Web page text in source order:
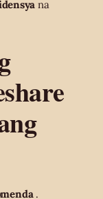
na
.